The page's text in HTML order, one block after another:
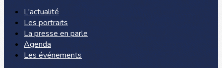
L'actualité
Les portraits
La presse en parle
Agenda
Les événements